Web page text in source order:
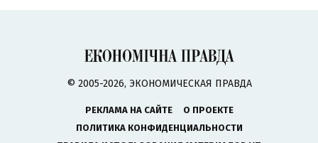
© 2005-2026, ЭКОНОМИЧЕСКАЯ ПРАВДА
РЕКЛАМА НА САЙТЕ
О ПРОЕКТЕ
ПОЛИТИКА КОНФИДЕНЦИАЛЬНОСТИ